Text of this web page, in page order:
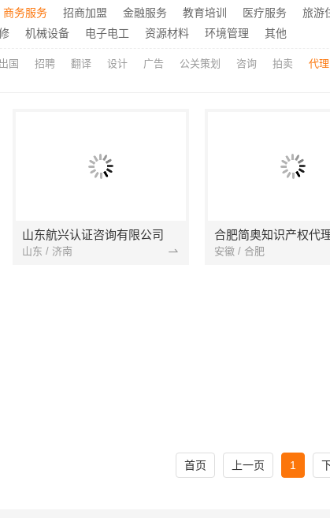
推荐 广州天河家装服务团队精装房改造，精匠饰家专业定制 推荐
商务服务 招商加盟 金融服务 教育培训 医疗服务 旅游
机械设备 电子电工 资源材料 环境管理 其他
出国 招聘 翻译 设计 广告 公关策划 咨询 拍卖 代理
山东航兴认证咨询有限公司
山东 / 济南 安徽 / 合肥
首页 上一页 1